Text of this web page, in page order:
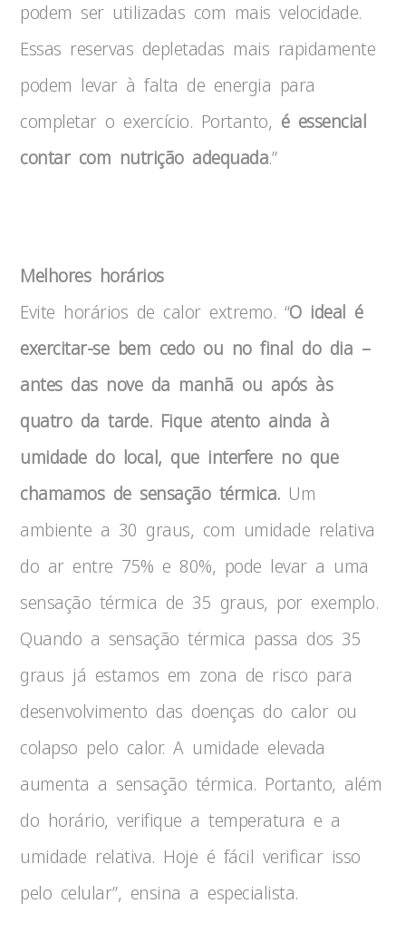
podem ser utilizadas com mais velocidade.
Essas reservas depletadas mais rapidamente
podem levar à falta de energia para
completar o exercício. Portanto, é essencial
contar com nutrição adequada.”
Melhores horários
Evite horários de calor extremo. “O ideal é
exercitar-se bem cedo ou no final do dia –
antes das nove da manhã ou após às
quatro da tarde. Fique atento ainda à
umidade do local, que interfere no que
chamamos de sensação térmica.Um
ambiente a 30 graus, com umidade relativa
do ar entre 75% e 80%, pode levar a uma
sensação térmica de 35 graus, por exemplo.
Quando a sensação térmica passa dos 35
graus já estamos em zona de risco para
desenvolvimento das doenças do calor ou
colapso pelo calor. A umidade elevada
aumenta a sensação térmica. Portanto, além
do horário, verifique a temperatura e a
umidade relativa. Hoje é fácil verificar isso
pelo celular”, ensina a especialista.